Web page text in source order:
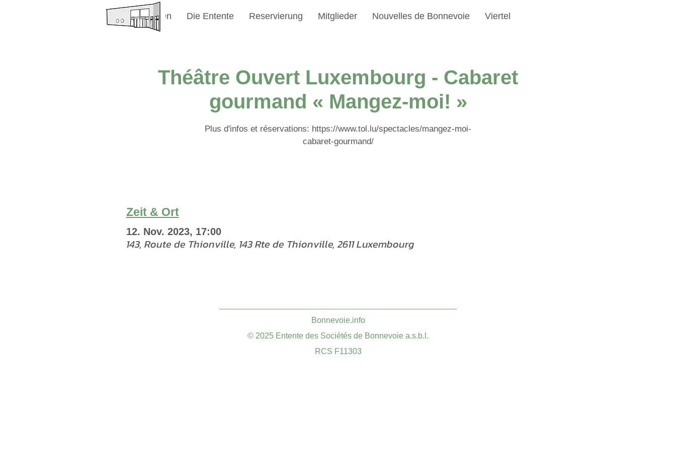
Willkommen Die Entente Reservierung Mitglieder Nouvelles de Bonnevoie Viertel
Théâtre Ouvert Luxembourg - Cabaret
gourmand « Mangez-moi! »
Plus d'infos et réservations: https://www.tol.lu/spectacles/mangez-moi-
cabaret-gourmand/
Zeit & Ort
12. Nov. 2023, 17:00
143, Route de Thionville, 143 Rte de Thionville, 2611 Luxembourg
​Bonnevoie.info
© 2025 Entente des Sociétés de Bonnevoie a.s.b.l.
RCS F11303